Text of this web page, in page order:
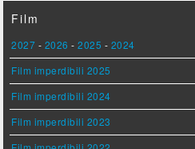
Film
2027 - 2026 -2025 - 2024
Film imperdibili 2025
Film imperdibili 2024
Film imperdibili 2023